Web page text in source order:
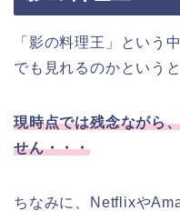
「影の料理王」という
でも見れるのかという
現時点では残念ながら
せん・・・
ちなみに、Netflixや